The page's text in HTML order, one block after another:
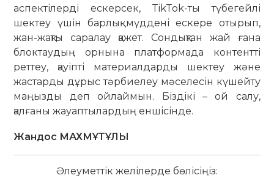
ас­пек­­тілерді ескерсек, TikTok-ты тү­бе­гейлі
шектеу үшін барлық мүддені ескере отырып,
жан-жақты саралау қажет. Сондықтан жай ғана
блоктаудың ор­нына платформада контентті
реттеу, қауіпті материалдарды шектеу және
жастарды дұрыс тәрбиелеу мәселесін күшейту
маңызды деп ой­лаймын. Біздікі – ой салу,
қалғаны жауаптылардың ен­шісінде.
Жандос МАХМҰТҰЛЫ
Әлеуметтік желілерде бөлісіңіз: